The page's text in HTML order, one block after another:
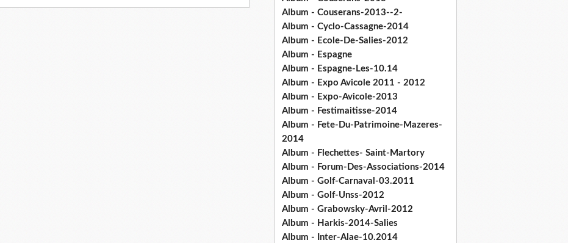
Album - Couserans-2013--2-
Album - Cyclo-Cassagne-2014
Album - Ecole-De-Salies-2012
Album - Espagne
Album - Espagne-Les-10.14
Album - Expo Avicole 2011 - 2012
Album - Expo-Avicole-2013
Album - Festimaitisse-2014
Album - Fete-Du-Patrimoine-Mazeres-
2014
Album - Flechettes- Saint-Martory
Album - Forum-Des-Associations-2014
Album - Golf-Carnaval-03.2011
Album - Golf-Unss-2012
Album - Grabowsky-Avril-2012
Album - Harkis-2014-Salies
Album - Inter-Alae-10.2014